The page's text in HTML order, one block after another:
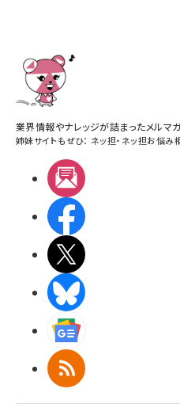
業界情報やナレッジが詰まったメルマ
姉妹サイトもぜひ： ネッ担・ ネッ担お悩み
RSS